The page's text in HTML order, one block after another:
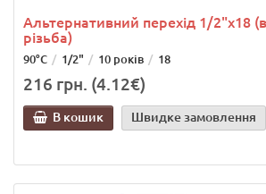
Альтернативний перехід 1/2"х18
різьба)
90°C 1/2" 10 років 18
216 грн. (4.12€)
В кошик Швидке замовлення